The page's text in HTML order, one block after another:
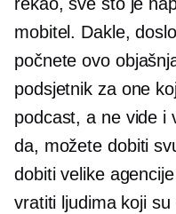
mobitel. Dakle,
počnete ovo
podsjetnik za one
podcast, a ne vide i
da, možete dobiti
dobiti velike
vratiti ljudima koji